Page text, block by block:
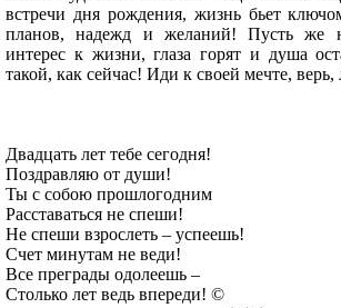
встречи дня рождения, жизнь бьет
планов, надежд и желаний! Пусть же
интерес к жизни, глаза горят и душа
такой, как сейчас! Иди к своей мечте,
Двадцать лет тебе сегодня!
Поздравляю от души!
Ты с собою прошлогодним
Расставаться не спеши!
Не спеши взрослеть – успеешь!
Счет минутам не веди!
Все преграды одолеешь –
Столько лет ведь впереди! ©